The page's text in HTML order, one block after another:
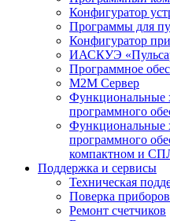
Конфигуратор
Программы для
Конфигуратор
ИАСКУЭ
Программное
M2M Сервер
Функциональные
программного
Функциональные
программного
компактном и
Поддержка и сервисы
Техническая
Поверка приборов
Ремонт счетчиков